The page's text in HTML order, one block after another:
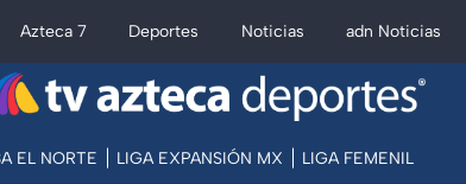
Azteca 7 Deportes Noticias adn Noticias
EL NORTE LIGA EXPANSIÓN MX LIGA FEMENIL